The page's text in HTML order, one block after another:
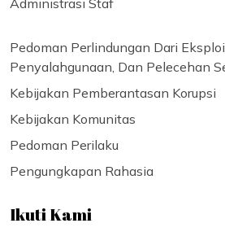
Administrasi Staf
Pedoman Perlindungan Dari
Penyalahgunaan, Dan Pelecehan
Kebijakan Pemberantasan Korupsi
Kebijakan Komunitas
Pedoman Perilaku
Pengungkapan Rahasia
Ikuti Kami